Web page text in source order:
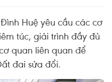
Huệ yêu cầu các cơ
túc, giải trình đầy đủ
quan liên quan để
đai sửa đổi.